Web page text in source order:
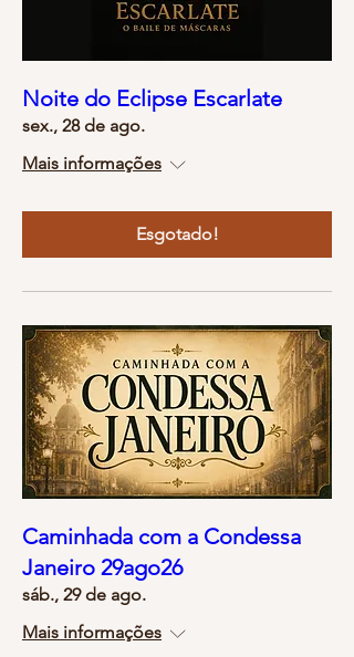
Noite do Eclipse Escarlate
sex., 28 de ago.
Mais informações
Esgotado!
Caminhada com a Condessa
Janeiro 29ago26
sáb., 29 de ago.
Mais informações